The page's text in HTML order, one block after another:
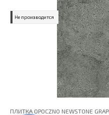
Не производится
ПЛИТКА OPOCZNO NEWSTONE